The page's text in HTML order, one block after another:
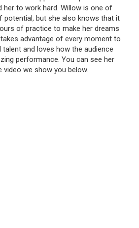
her to work hard. Willow is one of
potential, but she also knows that it
of practice to make her dreams
takes advantage of every moment to
and loves how the audience
performance. You can see her
video we show you below.